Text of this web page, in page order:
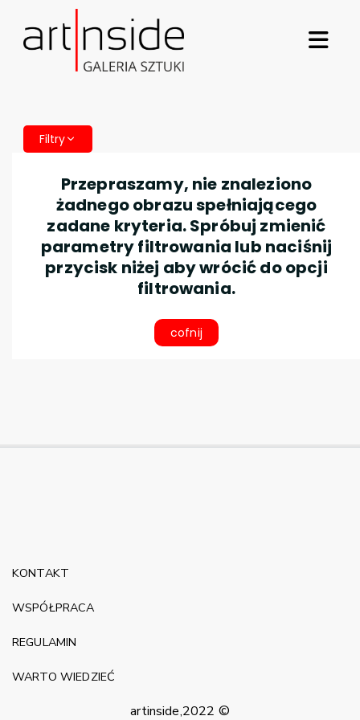
Filtry
Przepraszamy, nie znaleziono
żadnego obrazu spełniającego
zadane kryteria. Spróbuj zmienić
parametry filtrowania lub naciśnij
przycisk niżej aby wrócić do opcji
filtrowania.
cofnij
artinside,2022 ©
KONTAKT
WSPÓŁPRACA
REGULAMIN
WARTO WIEDZIEĆ